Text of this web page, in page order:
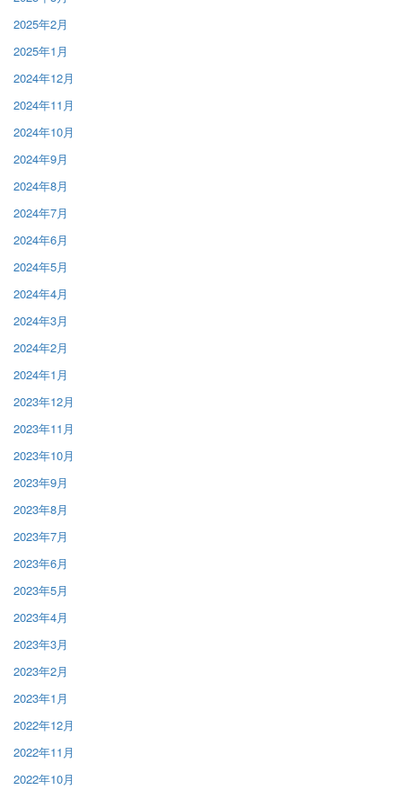
2025年2月
2025年1月
2024年12月
2024年11月
2024年10月
2024年9月
2024年8月
2024年7月
2024年6月
2024年5月
2024年4月
2024年3月
2024年2月
2024年1月
2023年12月
2023年11月
2023年10月
2023年9月
2023年8月
2023年7月
2023年6月
2023年5月
2023年4月
2023年3月
2023年2月
2023年1月
2022年12月
2022年11月
2022年10月